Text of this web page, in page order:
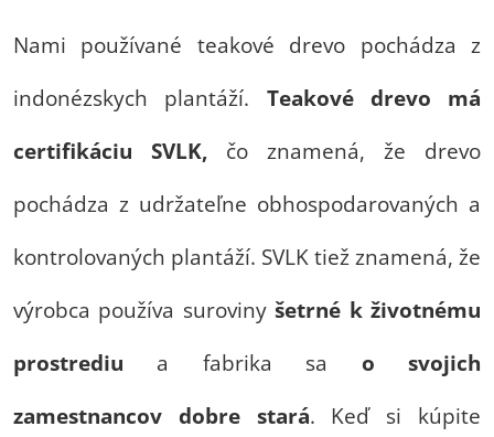
Nami používané teakové drevo pochádza z
indonézskych plantáží. Teakové drevo má
certifikáciu SVLK, čo znamená, že drevo
pochádza z udržateľne obhospodarovaných a
kontrolovaných plantáží. SVLK tiež znamená, že
výrobca používa surovinyšetrné k životnému
prostrediu a fabrika sa o svojich
zamestnancov dobre stará. Keď si kúpite